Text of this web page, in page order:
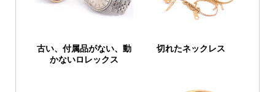
古い、付属品がない、 動
かないロレックス
切れたネックレス